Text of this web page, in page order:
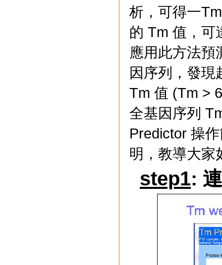
析，可得一
的 Tm 值，可
應用此方法預
因序列，發現
Tm 值 (Tm >
全基因序列
Predictor 操
明，教導大家
step1: